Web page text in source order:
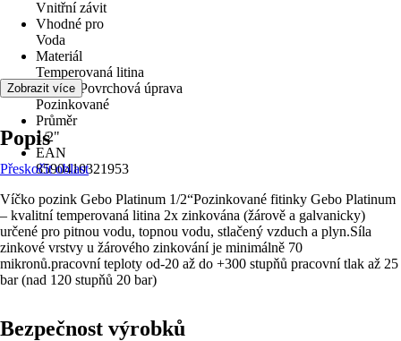
Vnitřní závit
Vhodné pro
Voda
Materiál
Temperovaná litina
Povrch/Povrchová úprava
Pozinkované
Průměr
1/2"
EAN
8590410321953
Zobrazit více
Popis
Přeskočit oblast
Víčko pozink Gebo Platinum 1/2“Pozinkované fitinky Gebo Platinum
– kvalitní temperovaná litina 2x zinkována (žárově a galvanicky)
určené pro pitnou vodu, topnou vodu, stlačený vzduch a plyn.Síla
zinkové vrstvy u žárového zinkování je minimálně 70
mikronů.pracovní teploty od-20 až do +300 stupňů pracovní tlak až 25
bar (nad 120 stupňů 20 bar)
Bezpečnost výrobků